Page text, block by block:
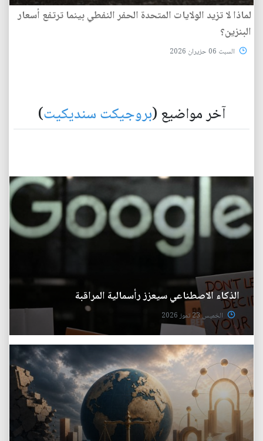
لماذا لا تزيد الولايات المتحدة الحفر النفطي بينما ترتفع أسعار
البنزين؟
السبت 06 حزيران 2026
آخر مواضيع (بروجيكت سنديكيت)
الذكاء الاصطناعي سيعزز رأسمالية المراقبة
الخميس 23 تموز 2026